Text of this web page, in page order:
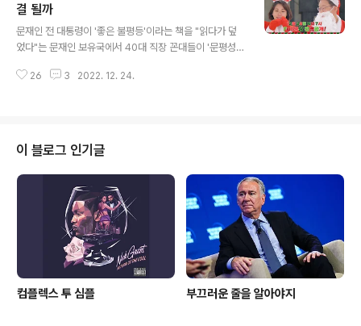
경기주택도시공사 사장, 특검에 합의를 한 민주당 지도부
는 추미애 씨와 우원식 의원(이재명 캠프 선대위원장)이었
습니다. 이 씨가 "다 끝났다"는 걸 모를 정도로 바보는 아닐
이 선을 넘어도 '한참을 넘어' 감정이 상할 대로 상했기 때
결 될까
문재인 전 대통령이 '좋은 불평등'이라는 책을 "읽다가 덮
었다"는 문재인 보유국에서 40대 직장 꼰대들이 '문평성
수도 있겠습니다. 세계 최초로 창시 된 소주성에 소득하위
초년생인 2030 MZ 세대, 노년층)를 '약탈해서' 원조 팬클
럽 노사모 넥타이 부대들한테 퍼주겠다고 "시급한 정책 수
요를 고려해야 한다"면서 통계 조사 방법을 바꿨고 소득이
개선되는 결과가 나왔으며 강신욱 전 통계청장은 130억
원을 들여 통계방식을 바꿨습니다. 문재인 전 대통령은 말
로만 페미니즘..
26 3 2022. 12. 24.
이 블로그 인기글
컴플렉스 투 심플 부끄러운 줄을 알아야지